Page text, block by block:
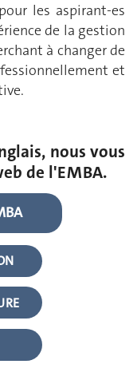
les aspirant-es
de la gestion
à changer de
et
nous vous
de l'EMBA.